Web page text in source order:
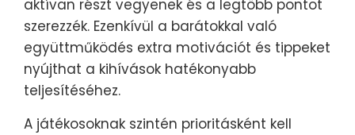
aktívan részt vegyenek és a legtöbb pontot
szerezzék. Ezenkívül a barátokkal való
együttműködés extra motivációt és tippeket
nyújthat a kihívások hatékonyabb
teljesítéséhez.
A játékosoknak szintén prioritásként kell